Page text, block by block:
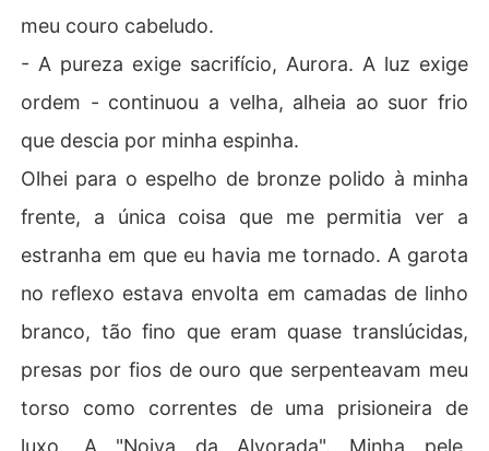
meu couro cabeludo.
- A pureza exige sacrifício, Aurora. A luz exige
ordem - continuou a velha, alheia ao suor frio
que descia por minha espinha.
Olhei para o espelho de bronze polido à minha
frente, a única coisa que me permitia ver a
estranha em que eu havia me tornado. A garota
no reflexo estava envolta em camadas de linho
branco, tão fino que eram quase translúcidas,
presas por fios de ouro que serpenteavam meu
torso como correntes de uma prisioneira de
luxo. A "Noiva da Alvorada". Minha pele,